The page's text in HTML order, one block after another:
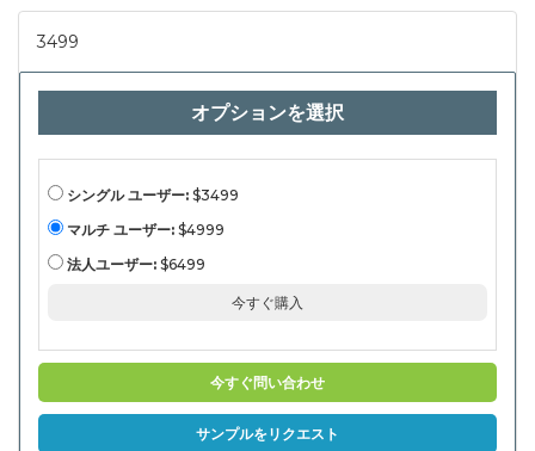
プロ
ッシ
ルエ
ディ
3499
オプションを選択
シングル ユーザー: $3499
マルチ ユーザー: $4999
法人ユーザー: $6499
今すぐ購入
今すぐ問い合わせ
サンプルをリクエスト